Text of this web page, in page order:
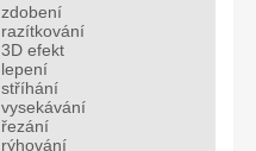
zdobení
razítkování
3D efekt
lepení
stříhání
vysekávání
řezání
rýhování